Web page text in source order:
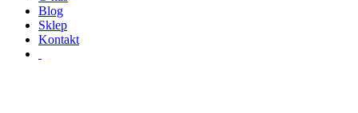
Blog
Sklep
Kontakt